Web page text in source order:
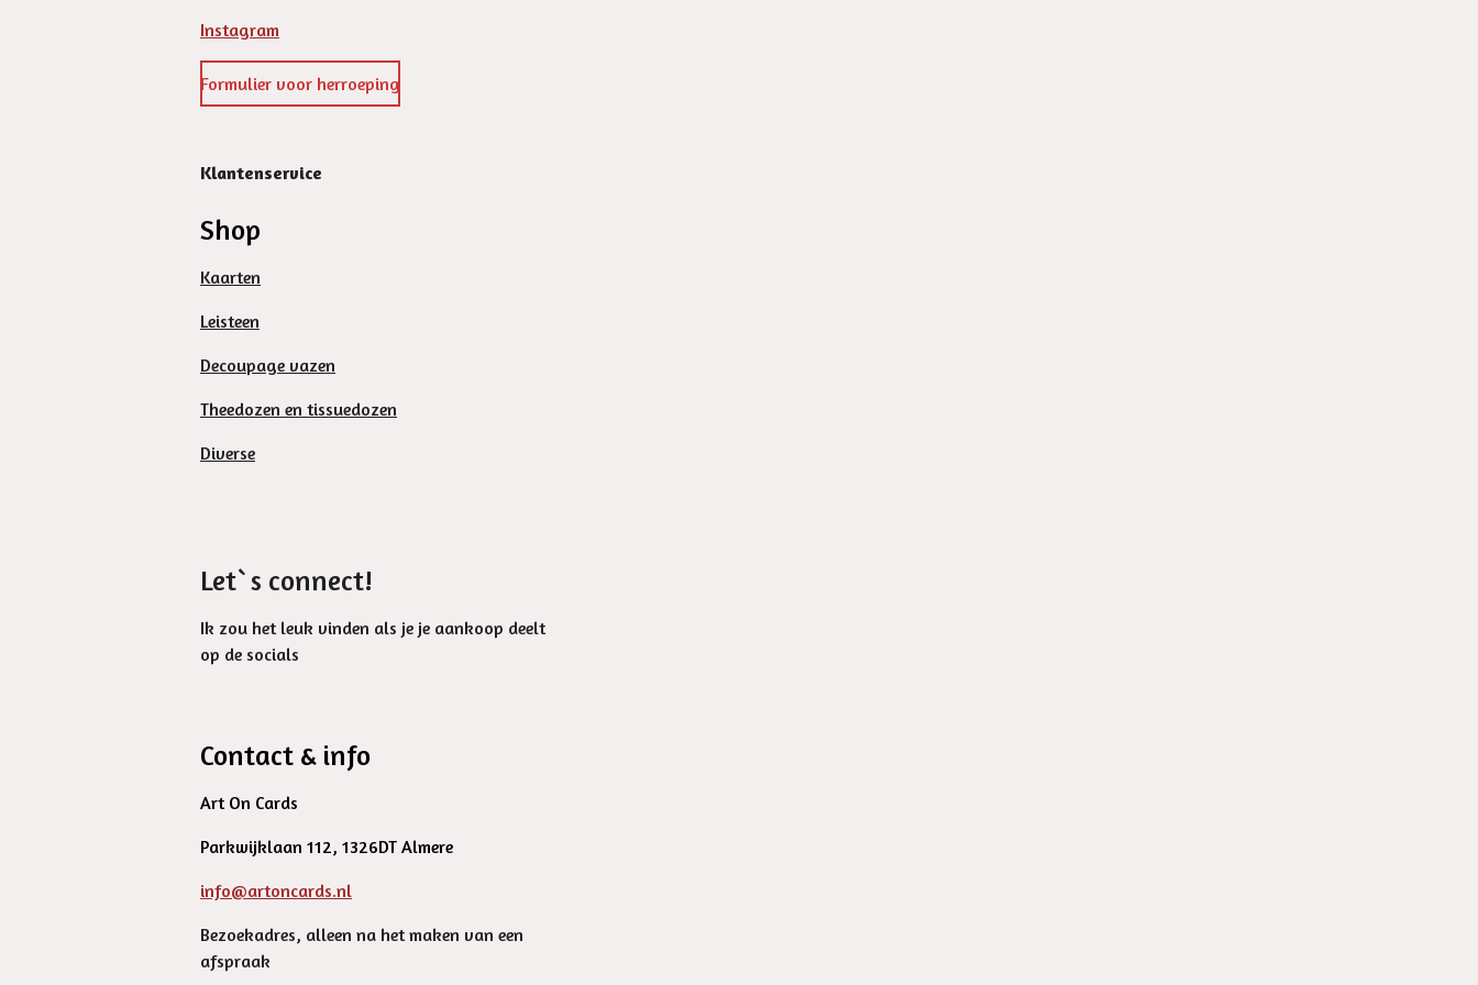
Instagram
Formulier voor herroeping
Klantenservice
Shop
Kaarten
Leisteen
Decoupage vazen
Theedozen en tissuedozen
Diverse
Let`s connect!
Ik zou het leuk vinden als je je aankoop deelt
op de socials
Contact & info
Art On Cards
Parkwijklaan 112, 1326DT Almere
info@artoncards.nl
Bezoekadres, alleen na het maken van een
afspraak